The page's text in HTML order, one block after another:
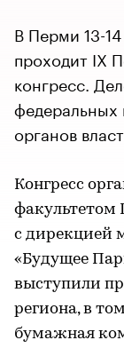
В Перми 13-
проходит IX
конгресс.
федеральных
органов
Конгресс
факультетом
с дирекцией
«Будущее
выступили
региона, в
бумажная